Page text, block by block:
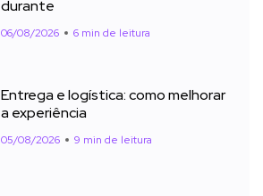
durante
06/08/2026 6 min de leitura
Entrega e logística: como melhorar
a experiência
05/08/2026 9 min de leitura